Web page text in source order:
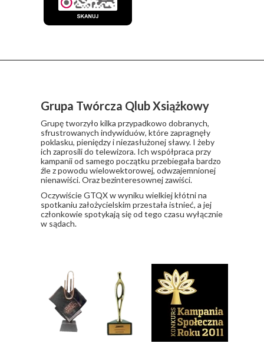
Grupa Twórcza Qlub Xsiążkowy
Grupę tworzyło kilka przypadkowo dobranych,
sfrustrowanych indywiduów, które zapragnęły
poklasku, pieniędzy i niezasłużonej sławy. I żeby
ich zaprosili do telewizora. Ich współpraca przy
kampanii od samego początku przebiegała bardzo
źle z powodu wielowektorowej, odwzajemnionej
nienawiści. Oraz bezinteresownej zawiści.
​Oczywiście GTQX w wyniku wielkiej kłótni na
spotkaniu założycielskim przestała istnieć, a jej
członkowie spotykają się od tego czasu wyłącznie
w sądach.